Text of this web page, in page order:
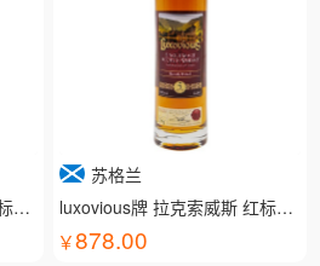
luxovious牌 拉克索威斯 蓝标威士忌
苏格兰
luxovious牌 拉克索威斯 红标威士忌
878.00